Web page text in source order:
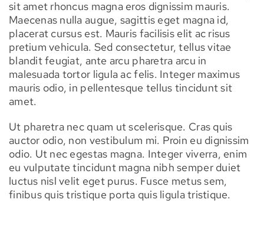
sit amet rhoncus magna eros dignissim mauris.
Maecenas nulla augue, sagittis eget magna id,
placerat cursus est. Mauris facilisis elit ac risus
pretium vehicula. Sed consectetur, tellus vitae
blandit feugiat, ante arcu pharetra arcu in
malesuada tortor ligula ac felis. Integer maximus
mauris odio, in pellentesque tellus tincidunt sit
amet.
Ut pharetra nec quam ut scelerisque. Cras quis
auctor odio, non vestibulum mi. Proin eu dignissim
odio. Ut nec egestas magna. Integer viverra, enim
eu vulputate tincidunt magna nibh semper duiet
luctus nisl velit eget purus. Fusce metus sem,
finibus quis tristique porta quis ligula tristique.